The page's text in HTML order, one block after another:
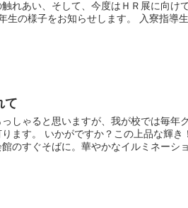
れあい、そして、今度はＨＲ展に向け
生の様子をお知らせします。 入寮指導
て
しゃると思いますが、我が校では毎年
ます。 いかがですか？この上品な輝
のすぐそばに。華やかなイルミネーシ